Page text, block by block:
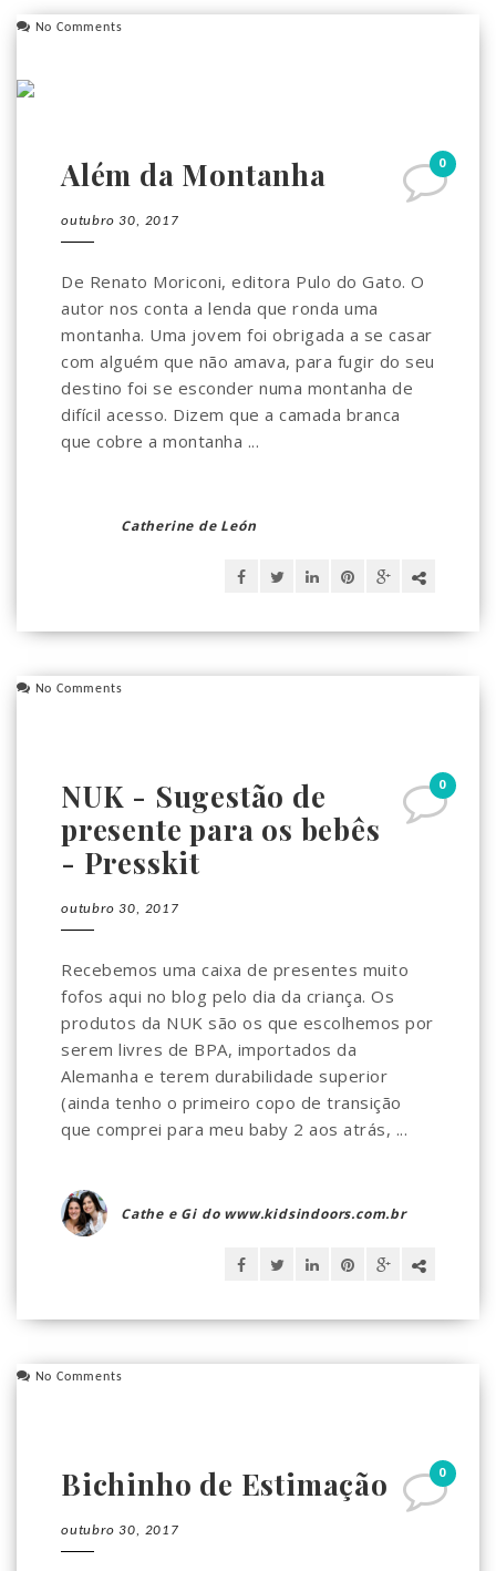
No Comments
0
Além da Montanha
outubro 30, 2017
De Renato Moriconi, editora Pulo do Gato. O
autor nos conta a lenda que ronda uma
montanha. Uma jovem foi obrigada a se casar
com alguém que não amava, para fugir do seu
destino foi se esconder numa montanha de
difícil acesso. Dizem que a camada branca
que cobre a montanha ...
Catherine de León
No Comments
0
NUK - Sugestão de
presente para os bebês
- Presskit
outubro 30, 2017
Recebemos uma caixa de presentes muito
fofos aqui no blog pelo dia da criança. Os
produtos da NUK são os que escolhemos por
serem livres de BPA, importados da
Alemanha e terem durabilidade superior
(ainda tenho o primeiro copo de transição
que comprei para meu baby 2 aos atrás, ...
Cathe e Gi do www.kidsindoors.com.br
No Comments
0
Bichinho de Estimação
outubro 30, 2017